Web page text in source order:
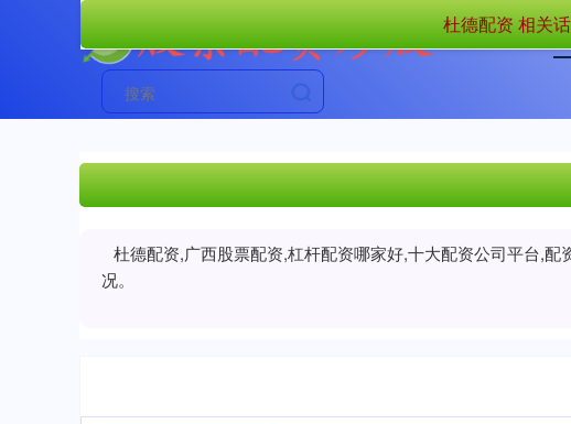
杜德配资,广西股票配资,杠杆配资哪家好,十大配资公司平台,
况。
杜德配资 相关